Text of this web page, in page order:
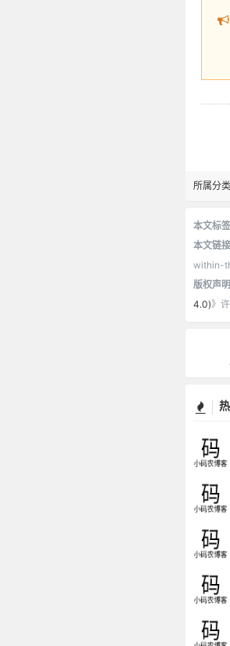
所属分类
本文标签
本文链接
within-
版权声明
4.0)》